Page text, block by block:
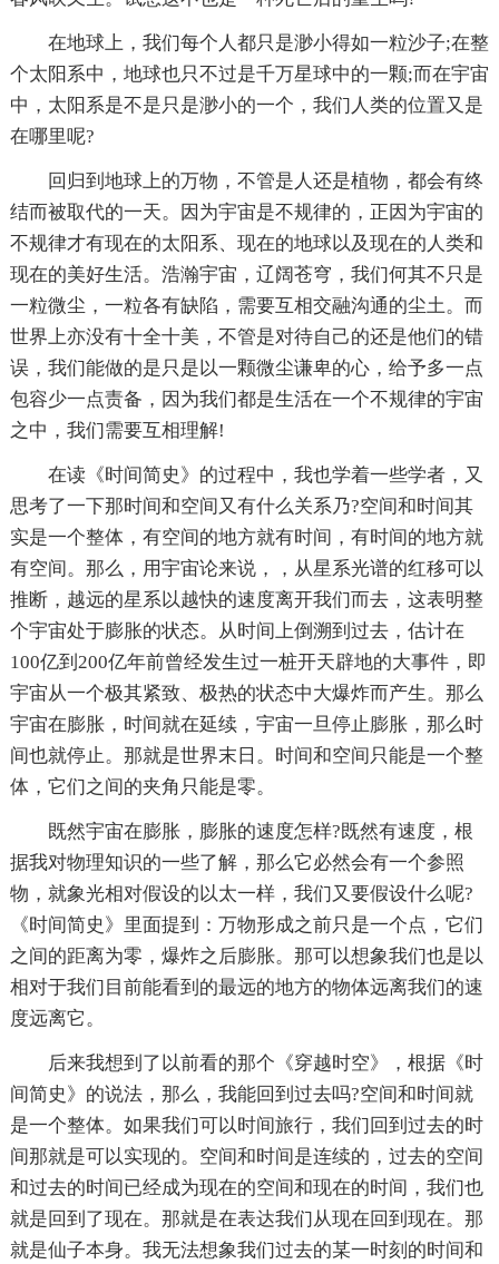
在地球上，我们每个人都只是渺小得如一粒沙子;在整
个太阳系中，地球也只不过是千万星球中的一颗;而在宇宙
中，太阳系是不是只是渺小的一个，我们人类的位置又是
在哪里呢?
回归到地球上的万物，不管是人还是植物，都会有终
结而被取代的一天。因为宇宙是不规律的，正因为宇宙的
不规律才有现在的太阳系、现在的地球以及现在的人类和
现在的美好生活。浩瀚宇宙，辽阔苍穹，我们何其不只是
一粒微尘，一粒各有缺陷，需要互相交融沟通的尘土。而
世界上亦没有十全十美，不管是对待自己的还是他们的错
误，我们能做的是只是以一颗微尘谦卑的心，给予多一点
包容少一点责备，因为我们都是生活在一个不规律的宇宙
之中，我们需要互相理解!
在读《时间简史》的过程中，我也学着一些学者，又
思考了一下那时间和空间又有什么关系乃?空间和时间其
实是一个整体，有空间的地方就有时间，有时间的地方就
有空间。那么，用宇宙论来说，，从星系光谱的红移可以
推断，越远的星系以越快的速度离开我们而去，这表明整
个宇宙处于膨胀的状态。从时间上倒溯到过去，估计在
100亿到200亿年前曾经发生过一桩开天辟地的大事件，即
宇宙从一个极其紧致、极热的状态中大爆炸而产生。那么
宇宙在膨胀，时间就在延续，宇宙一旦停止膨胀，那么时
间也就停止。那就是世界末日。时间和空间只能是一个整
体，它们之间的夹角只能是零。
既然宇宙在膨胀，膨胀的速度怎样?既然有速度，根
据我对物理知识的一些了解，那么它必然会有一个参照
物，就象光相对假设的以太一样，我们又要假设什么呢?
《时间简史》里面提到：万物形成之前只是一个点，它们
之间的距离为零，爆炸之后膨胀。那可以想象我们也是以
相对于我们目前能看到的最远的地方的物体远离我们的速
度远离它。
后来我想到了以前看的那个《穿越时空》，根据《时
间简史》的说法，那么，我能回到过去吗?空间和时间就
是一个整体。如果我们可以时间旅行，我们回到过去的时
间那就是可以实现的。空间和时间是连续的，过去的空间
和过去的时间已经成为现在的空间和现在的时间，我们也
就是回到了现在。那就是在表达我们从现在回到现在。那
就是仙子本身。我无法想象我们过去的某一时刻的时间和